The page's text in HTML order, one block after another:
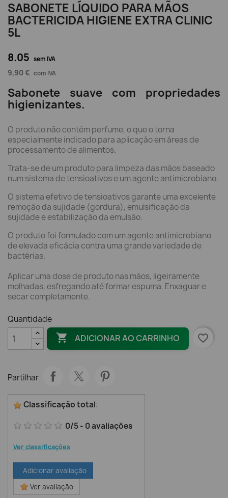
SABONETE LÍQUIDO PARA MÃOS
BACTERICIDA HIGIENE EXTRA CLINIC
5L
8.05 sem IVA
9,90 € com IVA
Sabonete suave com propriedades
higienizantes.
O produto não contém perfume, o que o torna
especialmente indicado para aplicação em áreas de
processamento de alimentos.
Trata-se de um produto para limpeza das mãos baseado
num sistema de tensioativos e um agente antimicrobiano.
O sistema efetivo de tensioativos garante uma excelente
remoção da sujidade (gordura), emulsificação da
sujidade e estabilização da emulsão.
O produto foi formulado com um agente antimicrobiano
de elevada eficácia contra uma grande variedade de
bactérias.
Aplicar uma dose de produto nas mãos, ligeiramente
molhadas, esfregando até formar espuma. Enxaguar e
secar completamente.
Quantidade
 ADICIONAR AO CARRINHO favorite_border
Partilhar
Classificação total:
0/5- 0avaliações
Ver classificações
Adicionar avaliação
Ver avaliação